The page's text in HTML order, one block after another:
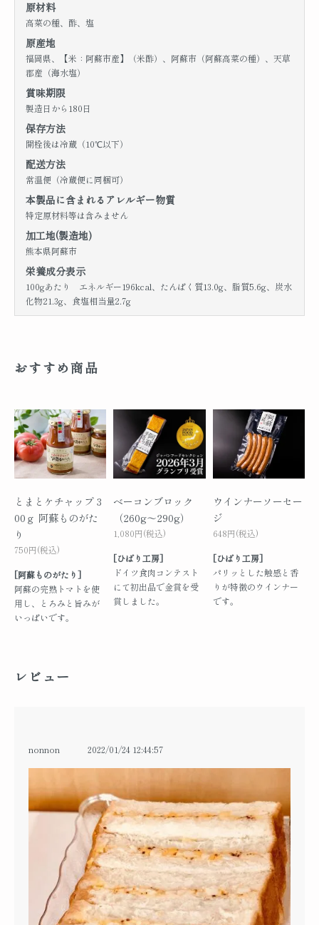
原材料
高菜の種、酢、塩
原産地
福岡県、【米：阿蘇市産】（米酢）、阿蘇市（阿蘇高菜の種）、天草
郡産（海水塩）
賞味期限
製造日から180日
保存方法
開栓後は冷蔵（10℃以下）
配送方法
常温便（冷蔵便に同梱可）
本製品に含まれるアレルギー物質
特定原材料等は含みません
加工地(製造地)
熊本県阿蘇市
栄養成分表示
100gあたり エネルギー196kcal、たんぱく質13.0g、脂質5.6g、炭水
化物21.3g、食塩相当量2.7g
おすすめ商品
とまとケチャップ 3
00ｇ 阿蘇ものがた
り
750円(税込)
[阿蘇ものがたり]
阿蘇の完熟トマトを使
用し、とろみと旨みが
いっぱいです。
ベーコンブロック
（260g～290g）
1,080円(税込)
[ひばり工房]
ドイツ食肉コンテスト
にて初出品で金賞を受
賞しました。
ウインナーソーセー
ジ
648円(税込)
[ひばり工房]
パリッとした触感と香
りが特徴のウインナー
です。
レビュー
nonnon 2022/01/24 12:44:57